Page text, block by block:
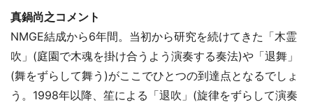
真鍋尚之コメント
NMGE結成から6年間。当初から研究を続けてきた「木霊
吹」(庭園で木魂を掛け合うよう演奏する奏法)や「退舞」
(舞をずらして舞う)がここでひとつの到達点となるでしょ
う。1998年以降、笙による「退吹」(旋律をずらして演奏